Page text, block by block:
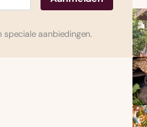
aanbiedingen.